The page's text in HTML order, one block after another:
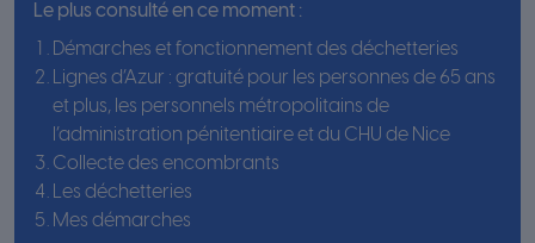
Le plus consulté en ce moment :
Démarches et fonctionnement des déchetteries
Lignes d’Azur : gratuité pour les personnes de 65 ans
et plus, les personnels métropolitains de
l’administration pénitentiaire et du CHU de Nice
Collecte des encombrants
Les déchetteries
Mes démarches